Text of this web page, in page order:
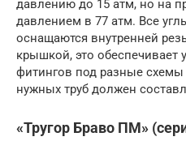
давлению до 15 атм, но на
давлением в 77 атм. Все
оснащаются внутренней
крышкой, это обеспечивает
фитингов под разные
нужных труб должен
«Тругор Браво ПМ»